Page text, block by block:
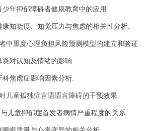
年抑郁障碍者健康教育中的应用.
知晓度、知觉压力与焦虑的相关性分析.
中重度心理负担风险预测模型的建立和验证.
对认知及情绪的影响.
科焦虑症影响因素分析.
儿童孤独症言语语言障碍的干预效果.
儿童抑郁症首发者病情严重程度的关系.